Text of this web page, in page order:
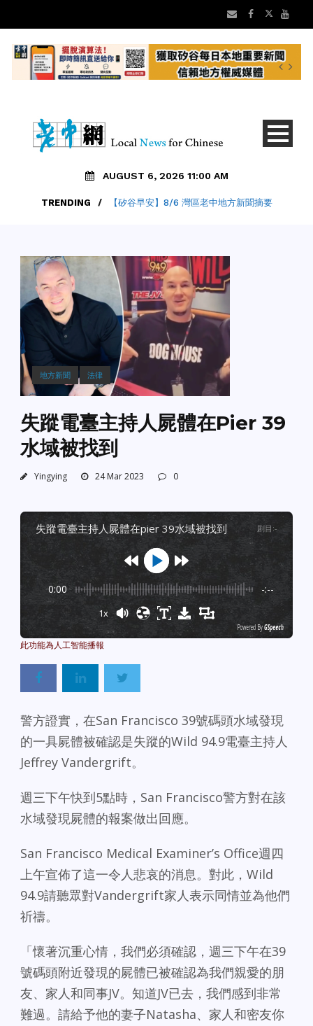
AUGUST 6, 2026 11:00 AM
TRENDING / 【矽谷早安】8/6 灣區老中地方新聞摘要
地方新聞 法律
失蹤電臺主持人屍體在Pier 39
水域被找到
Yingying 24 Mar 2023 0
失蹤電臺主持人屍體在pier 39水域被找到 剧目 :-
0:00 -:--
1x
Powered By GSpeech
警方證實，在San Francisco 39號碼頭水域發現
的一具屍體被確認是失蹤的Wild 94.9電臺主持人
Jeffrey Vandergrift。
週三下午快到5點時，San Francisco警方對在該
水域發現屍體的報案做出回應。
San Francisco Medical Examiner’s Office週四
上午宣佈了這一令人悲哀的消息。對此，Wild
94.9請聽眾對Vandergrift家人表示同情並為他們
祈禱。
「懷著沉重心情，我們必須確認，週三下午在39
號碼頭附近發現的屍體已被確認為我們親愛的朋
友、家人和同事JV。知道JV已去，我們感到非常
難過。請給予他的妻子Natasha、家人和密友你